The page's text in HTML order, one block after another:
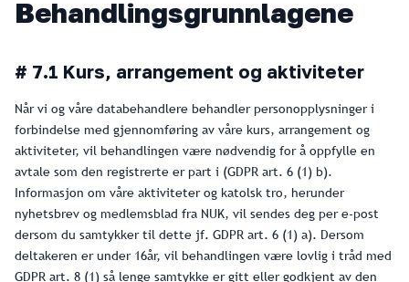
Behandlingsgrunnlagene
# 7.1 Kurs, arrangement og aktiviteter
Når vi og våre databehandlere behandler personopplysninger i
forbindelse med gjennomføring av våre kurs, arrangement og
aktiviteter, vil behandlingen være nødvendig for å oppfylle en
avtale som den registrerte er part i (GDPR art. 6 (1) b).
Informasjon om våre aktiviteter og katolsk tro, herunder
nyhetsbrev og medlemsblad fra NUK, vil sendes deg per e-post
dersom du samtykker til dette jf. GDPR art. 6 (1) a). Dersom
deltakeren er under 16år, vil behandlingen være lovlig i tråd med
GDPR art. 8 (1) så lenge samtykke er gitt eller godkjent av den